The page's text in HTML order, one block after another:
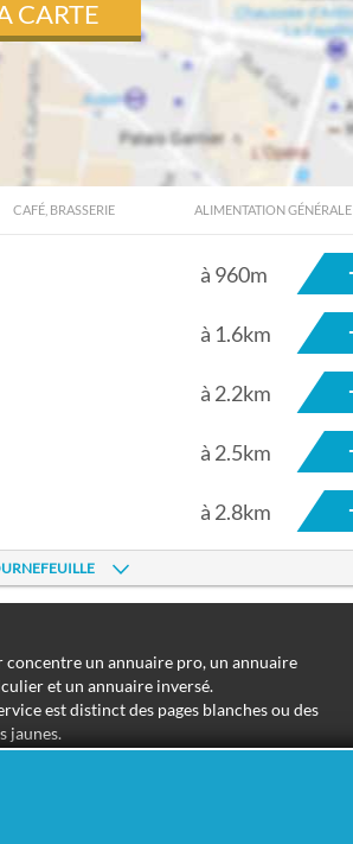
CARTE
CAFÉ, BRASSERIE ALIMENTATION GÉNÉRALE
à 960m
à 1.6km
à 2.2km
à 2.5km
à 2.8km
concentre un annuaire pro, un annuaire
et un annuaire inversé.
est distinct des pages blanches ou des
jaunes.
utilisées peuvent donc varier en